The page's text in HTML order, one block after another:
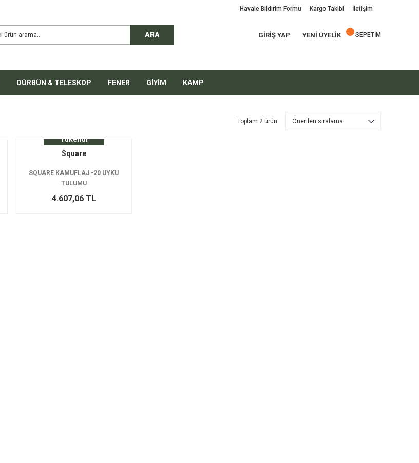
ARA GİRİŞ YAP YENİ ÜYELİK SEPETİM
Havale Bildirim Formu Kargo Takibi İletişim
DÜRBÜN & TELESKOP FENER GİYİM KAMP
Toplam 2 ürün
Tükendi
Square
SQUARE KAMUFLAJ -20 UYKU
TULUMU
4.607,06 TL